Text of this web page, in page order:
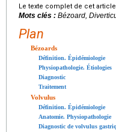
Le texte complet de cet
Mots clés : Bézoard,
Plan
Bézoards
Définition. Épidémiologie
Physiopathologie. Étiologies
Diagnostic
Traitement
Volvulus
Définition. Épidémiologie
Anatomie. Physiopathologie
Diagnostic de volvulus